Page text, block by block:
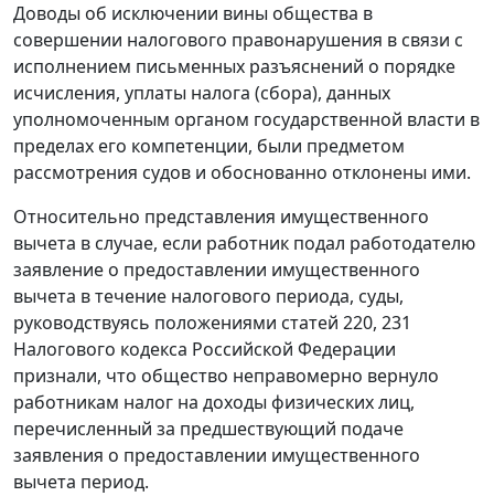
Доводы об исключении вины общества в
совершении налогового правонарушения в связи с
исполнением письменных разъяснений о порядке
исчисления, уплаты налога (сбора), данных
уполномоченным органом государственной власти в
пределах его компетенции, были предметом
рассмотрения судов и обоснованно отклонены ими.
Относительно представления имущественного
вычета в случае, если работник подал работодателю
заявление о предоставлении имущественного
вычета в течение налогового периода, суды,
руководствуясь положениями статей 220, 231
Налогового кодекса Российской Федерации
признали, что общество неправомерно вернуло
работникам налог на доходы физических лиц,
перечисленный за предшествующий подаче
заявления о предоставлении имущественного
вычета период.